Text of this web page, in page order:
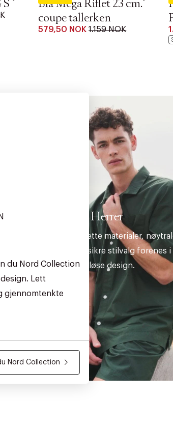
Blå Mega Riflet 23 cm.
coupe tallerken
579,50 NOK 1.159 NOK
du Nord Collection
Lett
gjennomtenkte
Nord Collection
Herrer
Sommerens lette materialer,
nyanser og sikre stilvalg forenes i
tidløse design.